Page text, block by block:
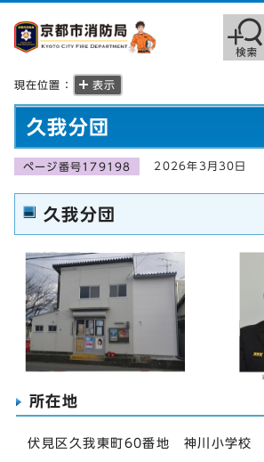
現在位置： 表示
久我分団
ページ番号179198 2026年3月30日
久我分団
所在地
伏見区久我東町60番地 神川小学校